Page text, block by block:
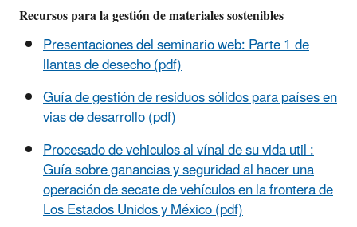
Recursos para la gestión de materiales sostenibles
Presentaciones del seminario web: Parte 1 de
llantas de desecho (pdf)
Guía de gestión de residuos sólidos para países en
vias de desarrollo (pdf)
Procesado de vehiculos al vínal de su vida util :
Guía sobre ganancias y seguridad al hacer una
operación de secate de vehículos en la frontera de
Los Estados Unidos y México (pdf)